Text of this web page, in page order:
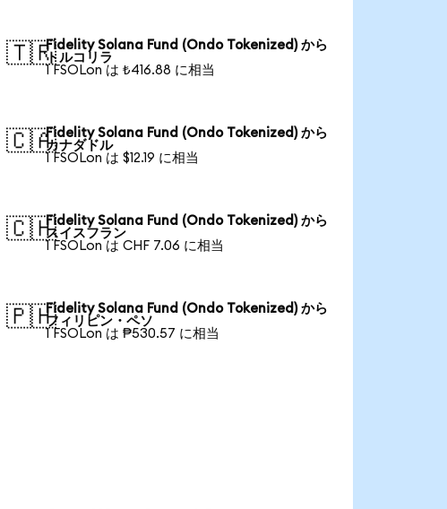
🇹🇷Fidelity Solana Fund (Ondo Tokenized) から
トルコリラ
1 FSOLon は ₺416.88 に相当
🇨🇦Fidelity Solana Fund (Ondo Tokenized) から
カナダドル
1 FSOLon は $12.19 に相当
🇨🇭Fidelity Solana Fund (Ondo Tokenized) から
スイスフラン
1 FSOLon は CHF 7.06 に相当
🇵🇭Fidelity Solana Fund (Ondo Tokenized) から
フィリピン・ペソ
1 FSOLon は ₱530.57 に相当